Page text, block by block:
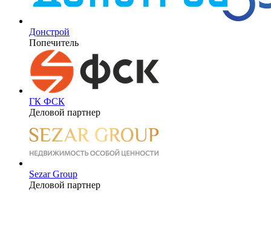
Донстрой
Попечитель
ГК ФСК
Деловой партнер
Sezar Group
Деловой партнер